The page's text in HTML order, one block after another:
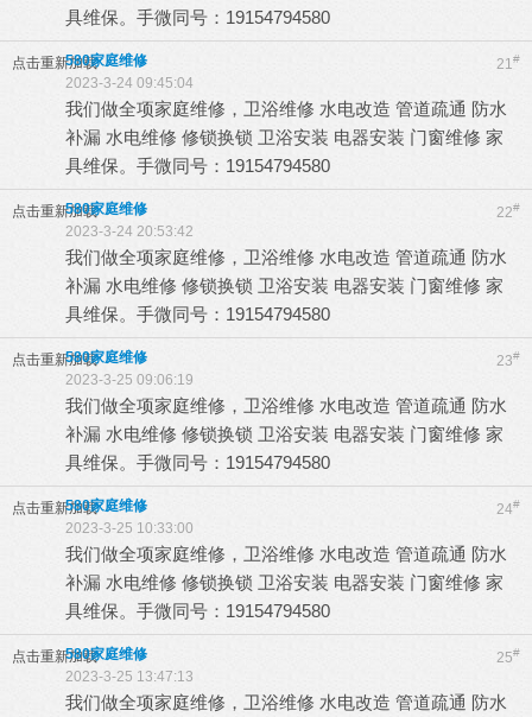
具维保。手微同号：19154794580
点击重新加载 21#
580家庭维修
2023-3-24 09:45:04
我们做全项家庭维修，卫浴维修 水电改造 管道疏通 防水
补漏 水电维修 修锁换锁 卫浴安装 电器安装 门窗维修 家
具维保。手微同号：19154794580
点击重新加载 22#
580家庭维修
2023-3-24 20:53:42
我们做全项家庭维修，卫浴维修 水电改造 管道疏通 防水
补漏 水电维修 修锁换锁 卫浴安装 电器安装 门窗维修 家
具维保。手微同号：19154794580
点击重新加载 23#
580家庭维修
2023-3-25 09:06:19
我们做全项家庭维修，卫浴维修 水电改造 管道疏通 防水
补漏 水电维修 修锁换锁 卫浴安装 电器安装 门窗维修 家
具维保。手微同号：19154794580
点击重新加载 24#
580家庭维修
2023-3-25 10:33:00
我们做全项家庭维修，卫浴维修 水电改造 管道疏通 防水
补漏 水电维修 修锁换锁 卫浴安装 电器安装 门窗维修 家
具维保。手微同号：19154794580
点击重新加载 25#
580家庭维修
2023-3-25 13:47:13
我们做全项家庭维修，卫浴维修 水电改造 管道疏通 防水